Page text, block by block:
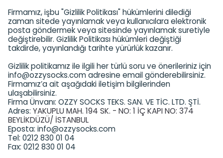
Firmamız, işbu "Gizlilik Politikası" hükümlerini dilediği
zaman sitede yayınlamak veya kullanıcılara elektronik
posta göndermek veya sitesinde yayınlamak suretiyle
değiştirebilir. Gizlilik Politikası hükümleri değiştiği
takdirde, yayınlandığı tarihte yürürlük kazanır.
Gizlilik politikamız ile ilgili her türlü soru ve önerileriniz için
info@ozzysocks.comadresine email gönderebilirsiniz.
Firmamız’a ait aşağıdaki iletişim bilgilerinden
ulaşabilirsiniz.
Firma Ünvanı: OZZY SOCKS TEKS. SAN. VE TİC. LTD. ŞTİ.
Adres: YAKUPLU MAH. 194 SK. - NO: 1 İÇ KAPI NO: 374
BEYLİKDÜZÜ/ İSTANBUL
Eposta: info@ozzysocks.com
Tel: 0212 830 01 04
Fax: 0212 830 01 04